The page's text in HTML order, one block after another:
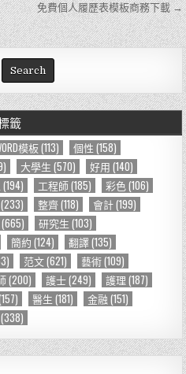
免費個人履歷表模板商務下載 →
籤
模板(113) 個性 (158)
大學生 (570) 好用 (140)
(194) 工程師(185) 彩色 (106)
(233) 整齊(118) 會計(199)
(665) 研究生 (103)
簡約 (124) 翻譯(135)
范文(621) 藝術(109)
(200) 護士(249) 護理 (187)
醫生 (181) 金融 (151)
(338)